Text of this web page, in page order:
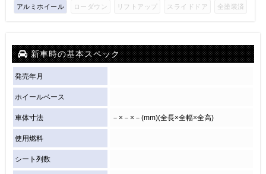
アルミホイール ローダウン リフトアップ スライドドア 全塗装済
新車時の基本スペック
発売年月
ホイールベース
車体寸法 －×－×－(mm)(全長×全幅×全高)
使用燃料
シート列数